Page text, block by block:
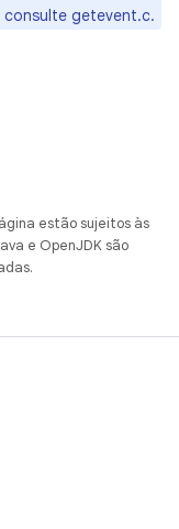
consulte getevent.c.
estão sujeitos às
e OpenJDK são